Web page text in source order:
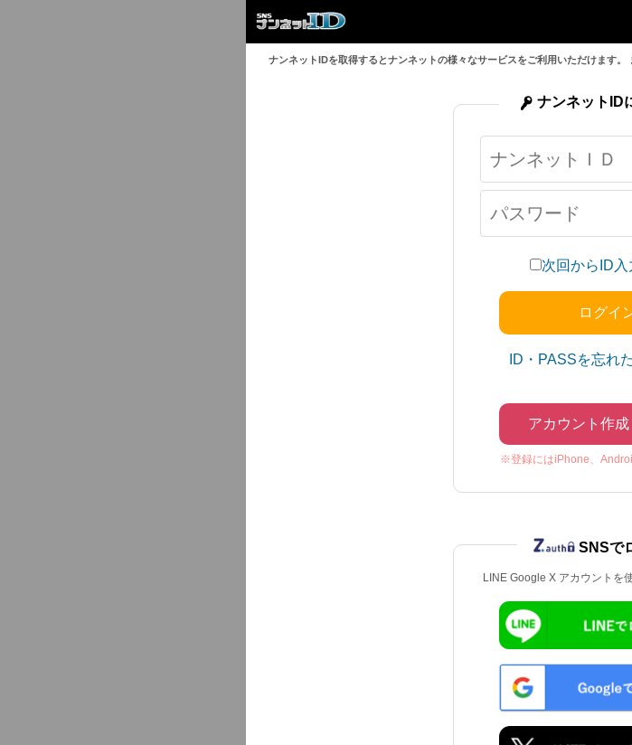
ナンネットIDを取得するとナンネットの様々なサービスをご利用いただけます。
次回からID入
ID・PASSを忘れ
アカウント作成
※登録にはiPhone、
ナンネットID
LINE Google X アカウントを
SNSで